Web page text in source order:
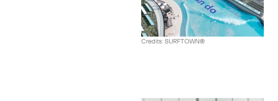
Credits: SURFTOWN®